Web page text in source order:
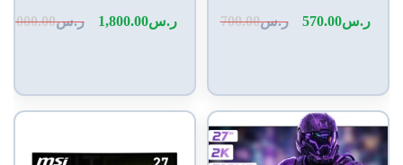
التقييم
0
ر.س700.00 ر.س570.00
10-Bit | G-SYNC &
Flexible Stand
التقييم
0
ر.س2,000.00 ر.س1,800.00